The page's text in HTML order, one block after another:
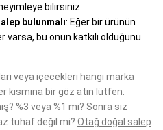
bilirsiniz.
bulunmalı: Eğer bir ürünün
bu onun katkılı olduğunu
veya içecekleri hangi marka
kısmına bir göz atın lütfen.
%3 veya %1 mi? Sonra siz
tuhaf değil mi? Otağ doğal salep